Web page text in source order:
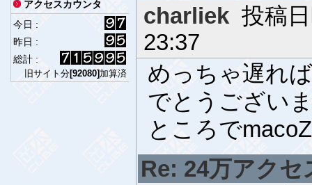
アクセスカウンタ
今日 :
昨日 :
総計 :
旧サイト分[92080]加算済
charliek 投稿
23:37
めっちゃ遅れ
でとうござい
ところで
Re: 24万アクセ